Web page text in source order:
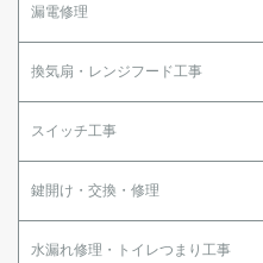
漏電修理
換気扇・レンジフード工事
スイッチ工事
鍵開け・交換・修理
水漏れ修理・トイレつまり工事